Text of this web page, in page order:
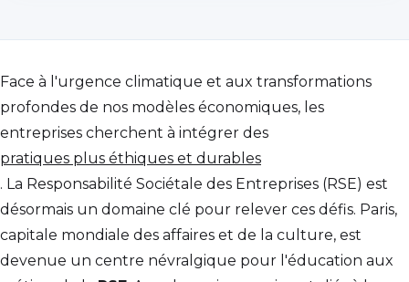
Face à l'urgence climatique et aux transformations
profondes de nos modèles économiques, les
entreprises cherchent à intégrer des
pratiques plus éthiques et durables
. La Responsabilité Sociétale des Entreprises (RSE) est
désormais un domaine clé pour relever ces défis. Paris,
capitale mondiale des affaires et de la culture, est
devenue un centre névralgique pour l'éducation aux